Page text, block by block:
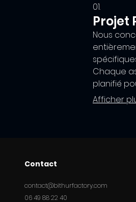
01.
Projet
Nous
Chaque
planifié
parfaite.
vos
Afficher
Contact
contact@bithurfactory.com
06 49 88 22 40